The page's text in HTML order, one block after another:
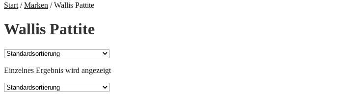
Start /Marken /Wallis Pattite
Wallis Pattite
Einzelnes Ergebnis wird angezeigt